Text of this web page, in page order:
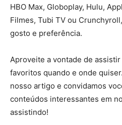
HBO Max, Globoplay, Hulu,
Filmes, Tubi TV ou
gosto e preferência.
Aproveite a vontade de
favoritos quando e onde
nosso artigo e convidamos
conteúdos interessantes em
assistindo!